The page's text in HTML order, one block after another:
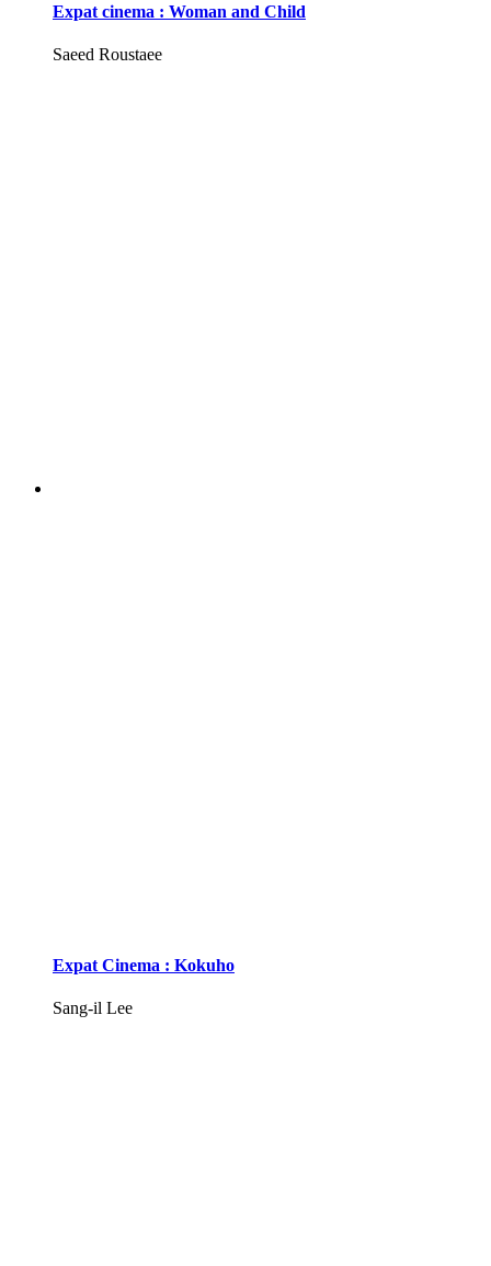
Expat cinema : Woman and Child
Saeed Roustaee
Expat Cinema : Kokuho
Sang-il Lee